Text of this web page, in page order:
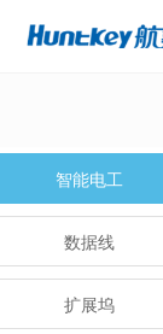
智能电工
数据线
扩展坞